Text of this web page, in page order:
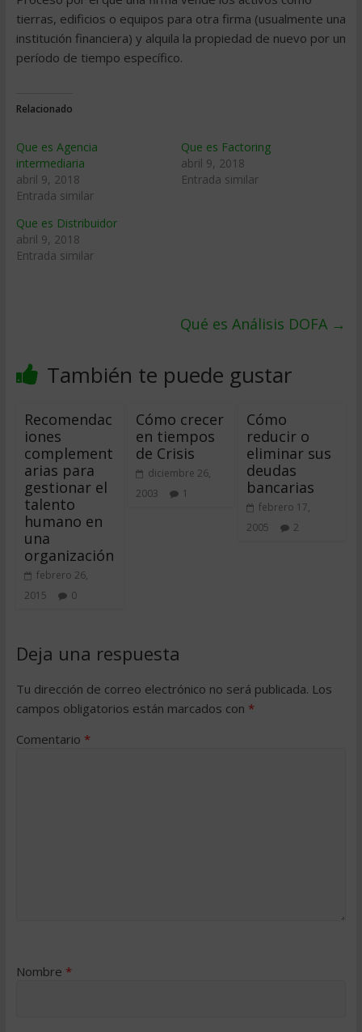
tierras, edificios o equipos para otra firma (usualmente una
institución financiera) y alquila la propiedad de nuevo por un
período de tiempo específico.
Relacionado
Que es Agencia
intermediaria
abril 9, 2018
Entrada similar
Que es Factoring
abril 9, 2018
Entrada similar
Que es Distribuidor
abril 9, 2018
Entrada similar
Qué es Análisis DOFA →
También te puede gustar
Recomendac
iones
complement
arias para
gestionar el
talento
humano en
una
organización
febrero 26,
2015
0
Cómo crecer
en tiempos
de Crisis
diciembre 26,
2003
1
Cómo
reducir o
eliminar sus
deudas
bancarias
febrero 17,
2005
2
Deja una respuesta
Tu dirección de correo electrónico no será publicada. Los
campos obligatorios están marcados con *
Comentario *
Nombre *